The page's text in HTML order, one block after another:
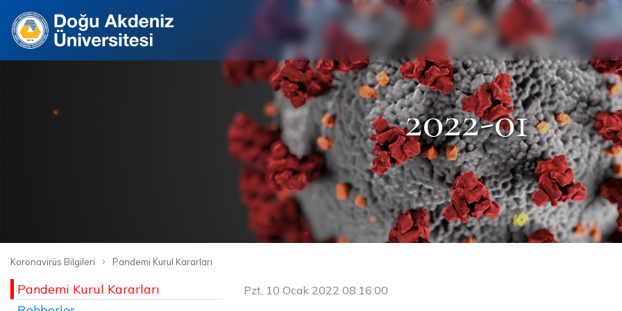
2022-01
Koronavirüs Bilgileri › Pandemi Kurul Kararları
Pandemi Kurul Kararları
Pzt, 10 Ocak 2022 08:16:00